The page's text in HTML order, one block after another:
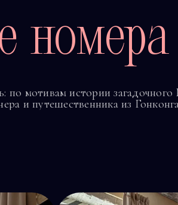
номера
по мотивам истории
и путешественника из